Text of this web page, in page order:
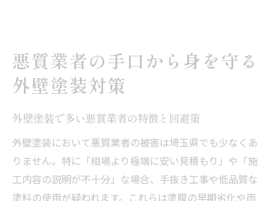
悪質業者の手口から身を守る
外壁塗装対策
外壁塗装で多い悪質業者の特徴と回避策
外壁塗装において悪質業者の被害は埼玉県でも少なくあ
りません。特に「相場より極端に安い見積もり」や「施
工内容の説明が不十分」な場合、手抜き工事や低品質な
塗料の使用が疑われます。これらは塗膜の早期劣化や雨